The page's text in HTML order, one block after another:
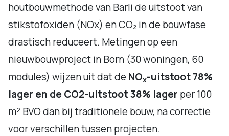
houtbouwmethode van Barli de uitstoot van
stikstofoxiden (NOx) en CO₂ in de bouwfase
drastisch reduceert. Metingen op een
nieuwbouwproject in Born (30 woningen, 60
modules) wijzen uit dat de NOx-uitstoot 78%
lager en de CO2-uitstoot 38% lager per 100
m² BVO dan bij traditionele bouw, na correctie
voor verschillen tussen projecten.